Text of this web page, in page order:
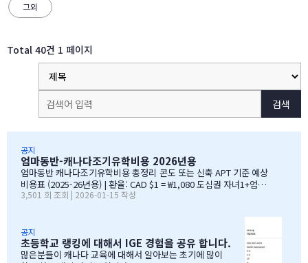
그외
Total 40건 1 페이지
검색
공지
엄마동반-캐나다조기유학비용 2026년용
엄마동반 캐나다조기유학비용 총정리 콘도 또는 신축 APT 기준 예상
비용표 (2025-26년용) | 환율: CAD $1 = ₩1,080 도심권 자녀1+엄마
약 9,744만원 첫해 / 2년차 약 8,777만원 도심권 자녀2+엄마 약 1억
3만원 첫해 / 2년차 약 1억 678만원 비용표 읽는 방법 아래 비용표는
초기 비용과 매달 생활비용으로 구분됩니다. ■ 초기 비용 (출국 전/
직후 목돈 지출) 학비: 1년치를 한번에 납부 (학교에서 목돈으로 요
3,501 회 조회 | 2026-01-15 작성
공지
초등학교 랭킹에 대해서 IGE 경험을 공유 합니다.
많은분들이 캐나다 교육에 대해서 알아보는 초기에 많이